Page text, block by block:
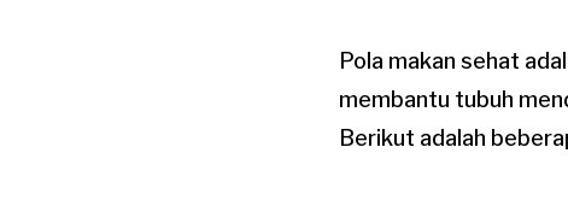
Pola makan sehat
membantu tubuh
Berikut adalah